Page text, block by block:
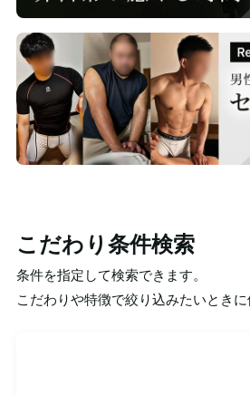
こだわり条件検索
条件を指定して検索できます。
こだわりや特徴で絞り込みたいときに